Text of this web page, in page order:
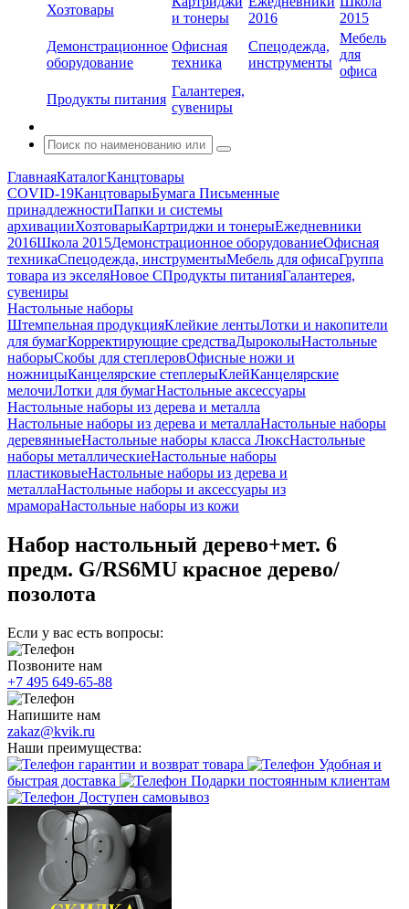
Хозтовары
и тонеры
2016
2015
Демонстрационное
оборудование
Офисная
техника
Спецодежда,
инструменты
Мебель
для
офиса
Продукты питания
Галантерея,
сувениры
ГлавнаяКаталогКанцтовары
COVID-19КанцтоварыБумага Письменные
принадлежностиПапки и системы
архивацииХозтоварыКартриджи и тонерыЕжедневники
2016Школа 2015Демонстрационное оборудованиеОфисная
техникаСпецодежда, инструментыМебель для офисаГруппа
товара из экселяНовое СПродукты питанияГалантерея,
сувениры
Настольные наборы
Штемпельная продукцияКлейкие лентыЛотки и накопители
для бумагКорректирующие средстваДыроколыНастольные
наборыСкобы для степлеровОфисные ножи и
ножницыКанцелярские степлерыКлейКанцелярские
мелочиЛотки для бумагНастольные аксессуары
Настольные наборы из дерева и металла
Настольные наборы из дерева и металлаНастольные наборы
деревянныеНастольные наборы класса ЛюксНастольные
наборы металлическиеНастольные наборы
пластиковыеНастольные наборы из дерева и
металлаНастольные наборы и аксессуары из
мрамораНастольные наборы из кожи
Набор настольный дерево+мет. 6
предм. G/RS6MU красное дерево/
позолота
Если у вас есть вопросы:
Позвоните нам
+7 495 649-65-88
Напишите нам
zakaz@kvik.ru
Наши преимущества:
гарантии и возврат товара
Удобная и
быстрая доставка
Подарки постоянным клиентам
Доступен самовывоз